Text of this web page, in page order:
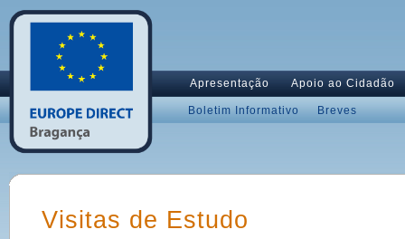
Apresentação Apoio ao Cidadão
Boletim Informativo Breves
Visitas de Estudo